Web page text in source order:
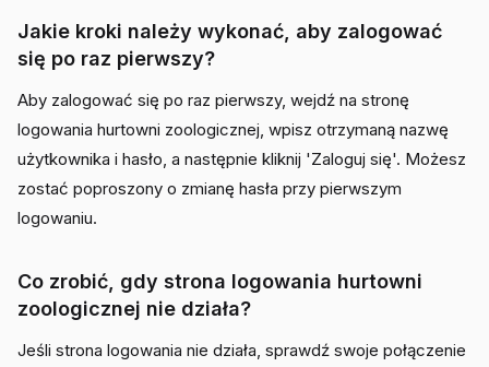
Jakie kroki należy wykonać, aby zalogować
się po raz pierwszy?
Aby zalogować się po raz pierwszy, wejdź na stronę
logowania hurtowni zoologicznej, wpisz otrzymaną nazwę
użytkownika i hasło, a następnie kliknij 'Zaloguj się'. Możesz
zostać poproszony o zmianę hasła przy pierwszym
logowaniu.
Co zrobić, gdy strona logowania hurtowni
zoologicznej nie działa?
Jeśli strona logowania nie działa, sprawdź swoje połączenie